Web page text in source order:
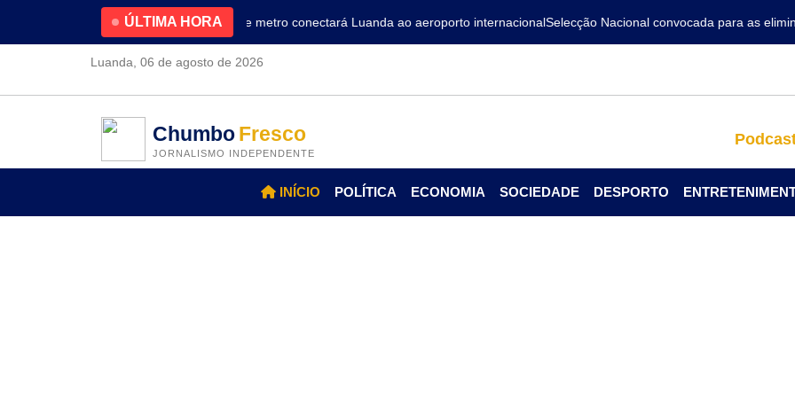
ÚLTIMA HORA
4.2% no primeiro trimestre Nova linha de metro conectará Luanda ao aeroporto internacionalSelecção Nacional convocada para as
Luanda, 06 de agosto de 2026
ChumboFresco
JORNALISMO INDEPENDENTE
INÍCIO POLÍTICA ECONOMIA SOCIEDADE DESPORTO